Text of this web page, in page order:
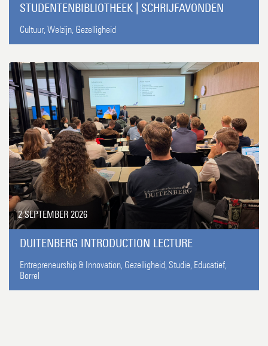
STUDENTENBIBLIOTHEEK | SCHRIJFAVONDEN
Cultuur,Welzijn, Gezelligheid
2 SEPTEMBER 2026
DUITENBERG INTRODUCTION LECTURE
Entrepreneurship & Innovation, Gezelligheid,Studie, Educatief,
Borrel